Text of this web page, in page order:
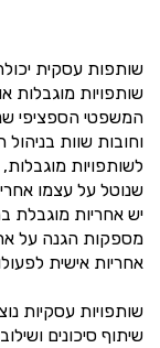
שותפות עסקית
שותפויות מוגבלות
המשפטי הספציפי
וחובות שוות
לשותפויות
שנוטל על עצמו
יש אחריות מוגבלת
מספקות הגנה על
אחריות אישית
שותפויות עסקיות
שיתוף סיכונים